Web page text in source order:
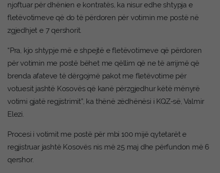
njoftuar për dhënien e kontratës, ka nisur edhe shtypja e
fletëvotimeve që do të përdoren për votimin me postë në
zgjedhjet e 7 qershorit.
“Pra, kjo shtypje më e shpejtë e fletëvotimeve që përdoren
për votimin me postë bëhet me qëllim që ne të arrijmë që
brenda afateve të dërgojmë pakot me fletëvotime për
votuesit jashtë Kosovës që kanë përzgjedhur këtë mënyrë
votimi gjatë regjistrimit”, ka thënë zëdhënësi i KQZ-së, Valmir
Elezi.
Procesi i votimit me postë për mbi 100 mijë qytetarët e
regjistruar jashtë Kosovës nis më 25 maj dhe përfundon më 6
qershor.